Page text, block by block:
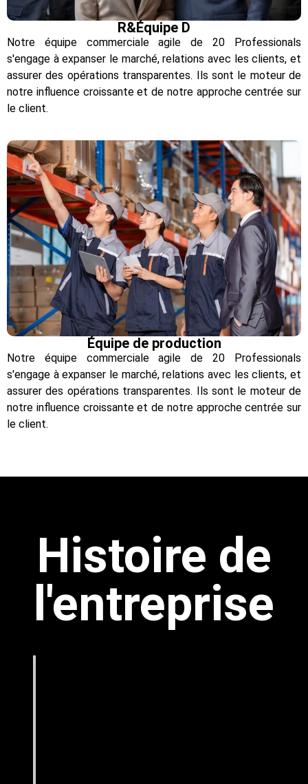
R&Équipe D
Notre équipe commerciale agile de 20 Professionals
s'engage à expanser le marché, relations avec les clients, et
assurer des opérations transparentes. Ils sont le moteur de
notre influence croissante et de notre approche centrée sur
le client.
Équipe de production
Notre équipe commerciale agile de 20 Professionals
s'engage à expanser le marché, relations avec les clients, et
assurer des opérations transparentes. Ils sont le moteur de
notre influence croissante et de notre approche centrée sur
le client.
Histoire de
l'entreprise